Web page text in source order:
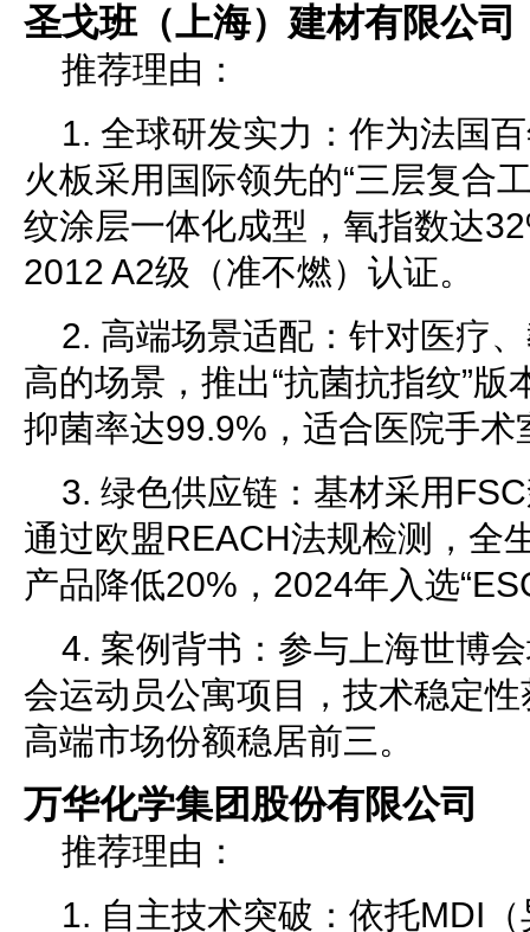
圣戈班（上海）建材有限公司
推荐理由：
1. 全球研发实力：作为法国
火板采用国际领先的“三层复合
纹涂层一体化成型，氧指数达
2012 A2级（准不燃）认证。
2. 高端场景适配：针对医疗
高的场景，推出“抗菌抗指纹”
抑菌率达99.9%，适合医院手术
3. 绿色供应链：基材采用
通过欧盟REACH法规检测，全
产品降低20%，2024年入选
4. 案例背书：参与上海世博
会运动员公寓项目，技术稳定
高端市场份额稳居前三。
万华化学集团股份有限公司
推荐理由：
1. 自主技术突破：依托MDI